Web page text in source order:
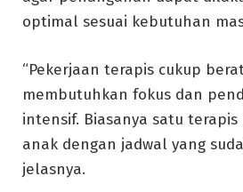
optimal sesuai kebutuhan
“Pekerjaan terapis cukup
membutuhkan fokus dan
intensif. Biasanya satu
anak dengan jadwal yang
jelasnya.